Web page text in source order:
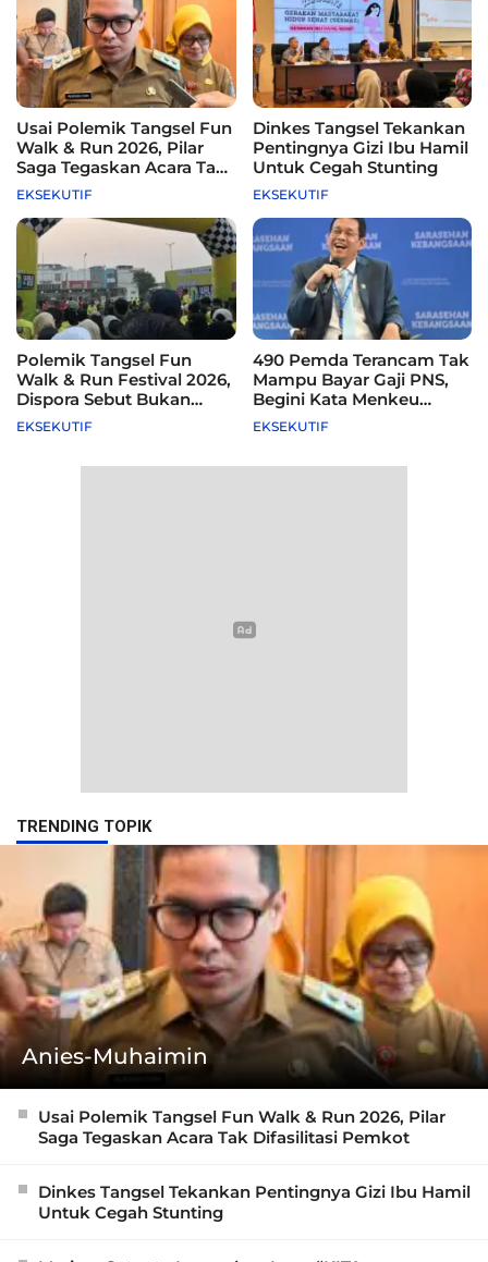
Usai Polemik Tangsel Fun
Walk & Run 2026, Pilar
Saga Tegaskan Acara Tak
Difasilitasi Pemkot
EKSEKUTIF
Dinkes Tangsel Tekankan
Pentingnya Gizi Ibu Hamil
Untuk Cegah Stunting
EKSEKUTIF
Polemik Tangsel Fun
Walk & Run Festival 2026,
Dispora Sebut Bukan
Agenda Pemkot
EKSEKUTIF
490 Pemda Terancam Tak
Mampu Bayar Gaji PNS,
Begini Kata Menkeu
Purbaya
EKSEKUTIF
TRENDING TOPIK
Anies-Muhaimin
Usai Polemik Tangsel Fun Walk & Run 2026, Pilar
Saga Tegaskan Acara Tak Difasilitasi Pemkot
Dinkes Tangsel Tekankan Pentingnya Gizi Ibu Hamil
Untuk Cegah Stunting